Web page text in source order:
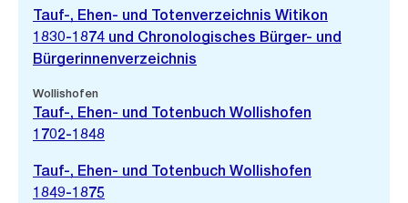
Tauf-, Ehen- und Totenverzeichnis Witikon
1830-1874 und Chronologisches Bürger- und
Bürgerinnenverzeichnis
Wollishofen
Tauf-, Ehen- und Totenbuch Wollishofen
1702-1848
Tauf-, Ehen- und Totenbuch Wollishofen
1849-1875